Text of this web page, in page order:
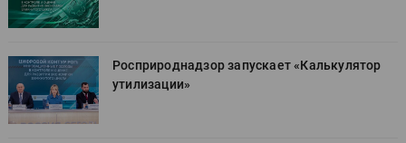
Росприроднадзор запускает «Калькулятор
утилизации»